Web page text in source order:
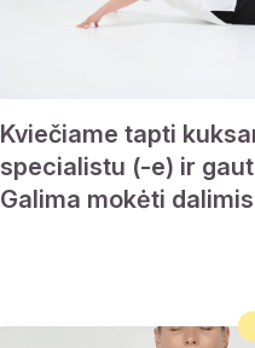
Kviečiame tapti
specialistu (-e) ir
Galima mokėti dalimis